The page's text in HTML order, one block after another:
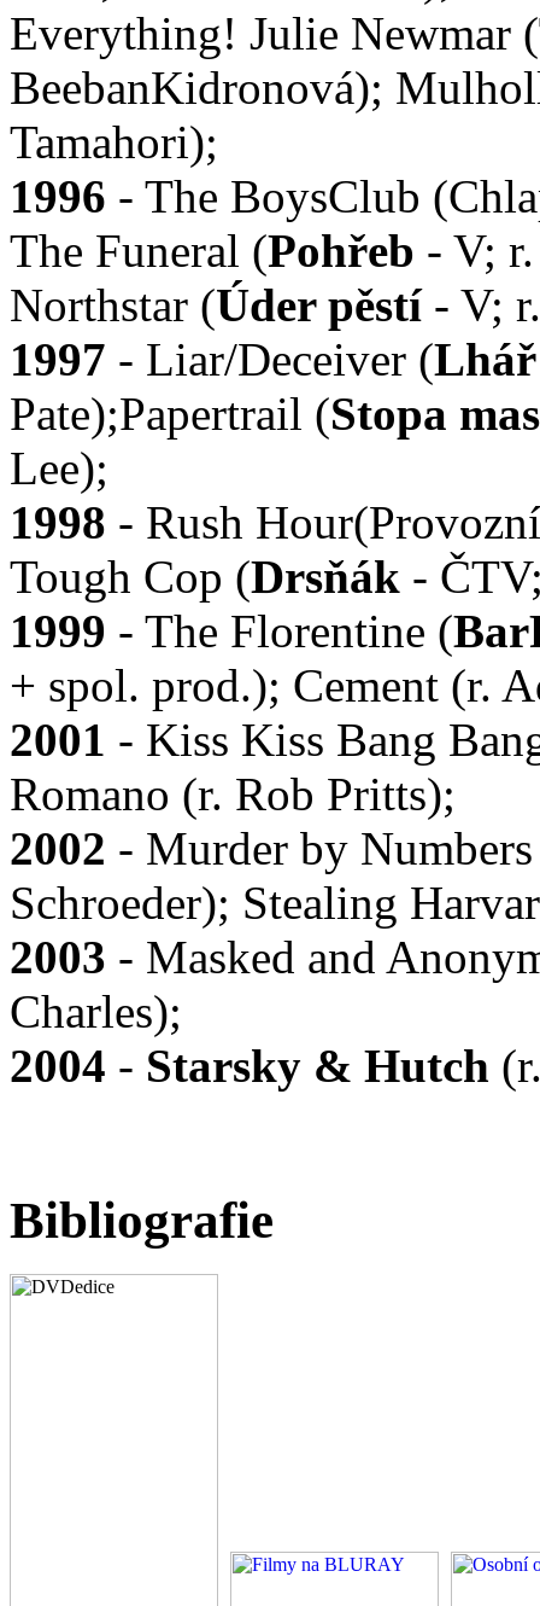
Everything! Julie Newmar (
BeebanKidronová);
Tamahori);
1996 - The BoysClub
The Funeral (Pohřeb - V;
Northstar (Úder pěstí- V;
1997 - Liar/Deceiver (Lhář
Pate);Papertrail (Stopa
Lee);
1998 - Rush
Tough Cop (Drsňák -
1999 - The Florentine (
+ spol. prod.); Cement (r.
2001 - Kiss Kiss Bang
Romano (r. Rob Pritts);
2002 - Murder by
Schroeder); Stealing
2003 - Masked and
Charles);
2004 - Starsky & Hutch
Bibliografie